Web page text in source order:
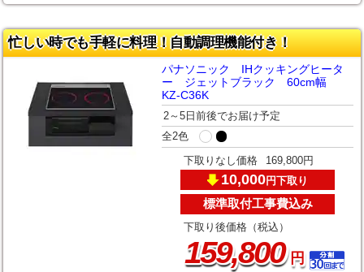
忙しい時でも手軽に料理！自動調理機能付き！
パナソニック IHクッキングヒータ
ー ジェットブラック 60cm幅
KZ-C36K
2～5日前後でお届け予定
全2色
下取りなし価格 169,800円
10,000円下取り
標準取付工事費込み
下取り後価格（税込）
159,800円